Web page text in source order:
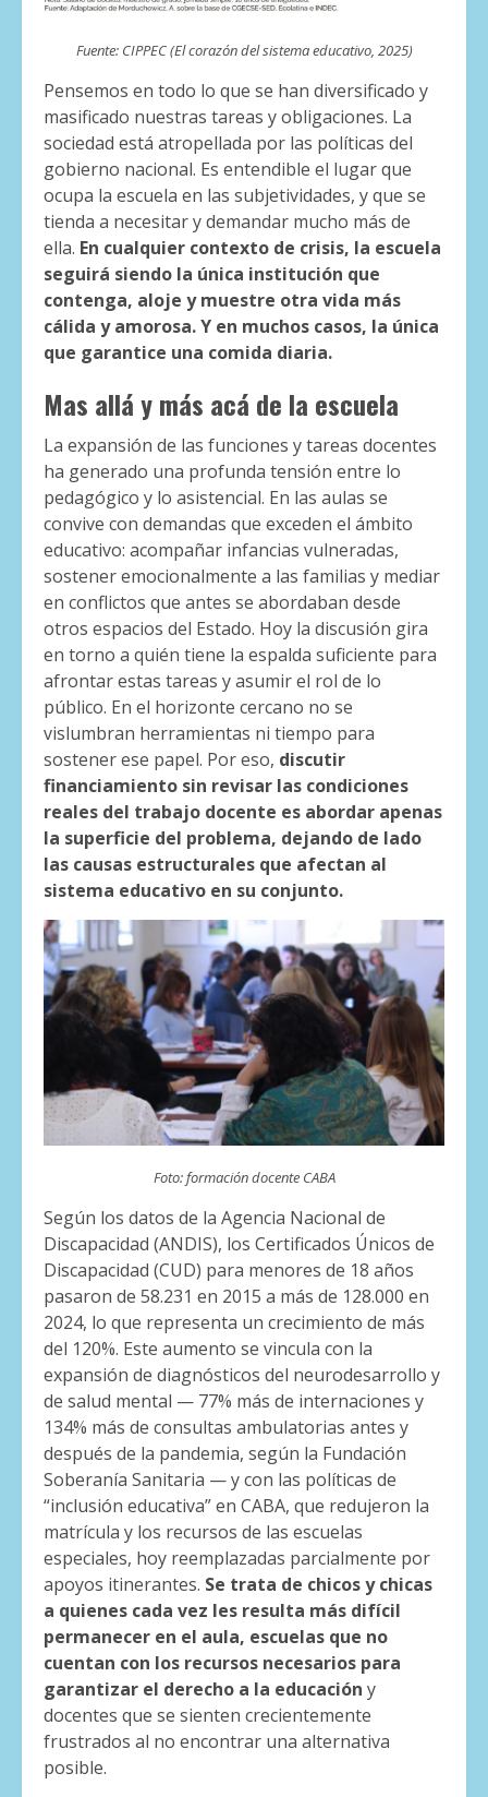
Fuente: CIPPEC (El corazón del sistema educativo, 2025)
Pensemos en todo lo que se han diversificado y
masificado nuestras tareas y obligaciones. La
sociedad está atropellada por las políticas del
gobierno nacional. Es entendible el lugar que
ocupa la escuela en las subjetividades, y que se
tienda a necesitar y demandar mucho más de
ella. En cualquier contexto de crisis, la escuela
seguirá siendo la única institución que
contenga, aloje y muestre otra vida más
cálida y amorosa. Y en muchos casos, la única
que garantice una comida diaria.
Mas allá y más acá de la escuela
La expansión de las funciones y tareas docentes
ha generado una profunda tensión entre lo
pedagógico y lo asistencial. En las aulas se
convive con demandas que exceden el ámbito
educativo: acompañar infancias vulneradas,
sostener emocionalmente a las familias y mediar
en conflictos que antes se abordaban desde
otros espacios del Estado. Hoy la discusión gira
en torno a quién tiene la espalda suficiente para
afrontar estas tareas y asumir el rol de lo
público. En el horizonte cercano no se
vislumbran herramientas ni tiempo para
sostener ese papel. Por eso, discutir
financiamiento sin revisar las condiciones
reales del trabajo docente es abordar apenas
la superficie del problema, dejando de lado
las causas estructurales que afectan al
sistema educativo en su conjunto.
Foto: formación docente CABA
Según los datos de la Agencia Nacional de
Discapacidad (ANDIS), los Certificados Únicos de
Discapacidad (CUD) para menores de 18 años
pasaron de 58.231 en 2015 a más de 128.000 en
2024, lo que representa un crecimiento de más
del 120%. Este aumento se vincula con la
expansión de diagnósticos del neurodesarrollo y
de salud mental — 77% más de internaciones y
134% más de consultas ambulatorias antes y
después de la pandemia, según la Fundación
Soberanía Sanitaria — y con las políticas de
“inclusión educativa” en CABA, que redujeron la
matrícula y los recursos de las escuelas
especiales, hoy reemplazadas parcialmente por
apoyos itinerantes. Se trata de chicos y chicas
a quienes cada vez les resulta más difícil
permanecer en el aula, escuelas que no
cuentan con los recursos necesarios para
garantizar el derecho a la educación y
docentes que se sienten crecientemente
frustrados al no encontrar una alternativa
posible.